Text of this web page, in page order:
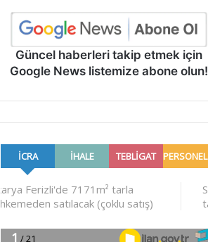
Güncel haberleri takip etmek için
Google News listemize abone olun!